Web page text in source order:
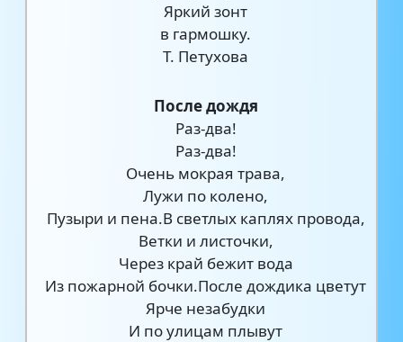
Яркий зонт
в гармошку.
Т. Петухова
После дождя
Раз-два!
Раз-два!
Очень мокрая трава,
Лужи по колено,
Пузыри и пена.В светлых каплях провода,
Ветки и листочки,
Через край бежит вода
Из пожарной бочки.После дождика цветут
Ярче незабудки
И по улицам плывут